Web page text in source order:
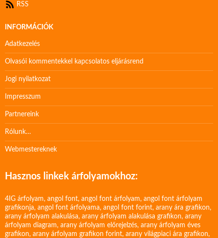
RSS
INFORMÁCIÓK
Adatkezelés
Olvasói kommentekkel kapcsolatos eljárásrend
Jogi nyilatkozat
Impresszum
Partnereink
Rólunk…
Webmestereknek
Hasznos linkek árfolyamokhoz:
4IG árfolyam, angol font, angol font árfolyam, angol font árfolyam
grafikonja, angol font árfolyama, angol font forint, arany ára grafikon,
arany árfolyam alakulása, arany árfolyam alakulása grafikon, arany
árfolyam diagram, arany árfolyam előrejelzés, arany árfolyam éves
grafikon, arany árfolyam grafikon forint, arany világpiaci ára grafikon,